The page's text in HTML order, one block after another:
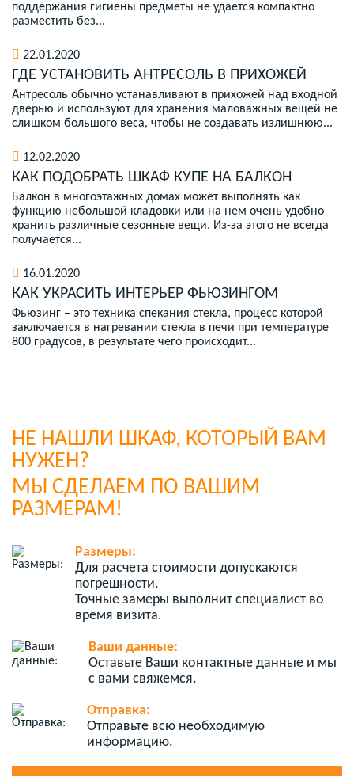
поддержания гигиены предметы не удается компактно
разместить без...
22.01.2020
ГДЕ УСТАНОВИТЬ АНТРЕСОЛЬ В ПРИХОЖЕЙ
Антресоль обычно устанавливают в прихожей над входной
дверью и используют для хранения маловажных вещей не
слишком большого веса, чтобы не создавать излишнюю...
12.02.2020
КАК ПОДОБРАТЬ ШКАФ КУПЕ НА БАЛКОН
Балкон в многоэтажных домах может выполнять как
функцию небольшой кладовки или на нем очень удобно
хранить различные сезонные вещи. Из-за этого не всегда
получается...
16.01.2020
КАК УКРАСИТЬ ИНТЕРЬЕР ФЬЮЗИНГОМ
Фьюзинг – это техника спекания стекла, процесс которой
заключается в нагревании стекла в печи при температуре
800 градусов, в результате чего происходит...
НЕ НАШЛИ ШКАФ, КОТОРЫЙ ВАМ
НУЖЕН?
МЫ СДЕЛАЕМ ПО ВАШИМ
РАЗМЕРАМ!
Размеры:
Для расчета стоимости допускаются
погрешности.
Точные замеры выполнит специалист во
время визита.
Ваши данные:
Оставьте Ваши контактные данные и мы
с вами свяжемся.
Отправка:
Отправьте всю необходимую
информацию.